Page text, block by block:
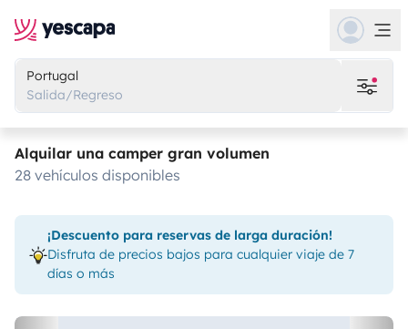
Portugal
Salida/Regreso
Alquilar una camper gran volumen
28 vehículos disponibles
¡Descuento para reservas de larga duración!
Disfruta de precios bajos para cualquier viaje de 7
días o más